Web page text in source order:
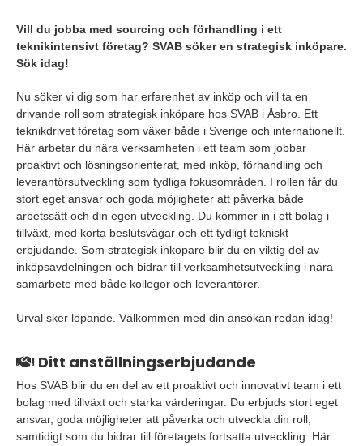
Vill du jobba med sourcing och förhandling i ett
teknikintensivt företag? SVAB söker en strategisk inköpare.
Sök idag!
Nu söker vi dig som har erfarenhet av inköp och vill ta en
drivande roll som strategisk inköpare hos SVAB i Åsbro. Ett
teknikdrivet företag som växer både i Sverige och internationellt.
Här arbetar du nära verksamheten i ett team som jobbar
proaktivt och lösningsorienterat, med inköp, förhandling och
leverantörsutveckling som tydliga fokusområden. I rollen får du
stort eget ansvar och goda möjligheter att påverka både
arbetssätt och din egen utveckling. Du kommer in i ett bolag i
tillväxt, med korta beslutsvägar och ett tydligt tekniskt
erbjudande. Som strategisk inköpare blir du en viktig del av
inköpsavdelningen och bidrar till verksamhetsutveckling i nära
samarbete med både kollegor och leverantörer.
Urval sker löpande. Välkommen med din ansökan redan idag!
Ditt anställningserbjudande
Hos SVAB blir du en del av ett proaktivt och innovativt team i ett
bolag med tillväxt och starka värderingar. Du erbjuds stort eget
ansvar, goda möjligheter att påverka och utveckla din roll,
samtidigt som du bidrar till företagets fortsatta utveckling. Här